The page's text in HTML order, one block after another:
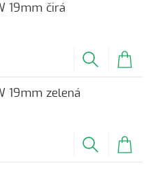
19mm čirá
19mm zelená